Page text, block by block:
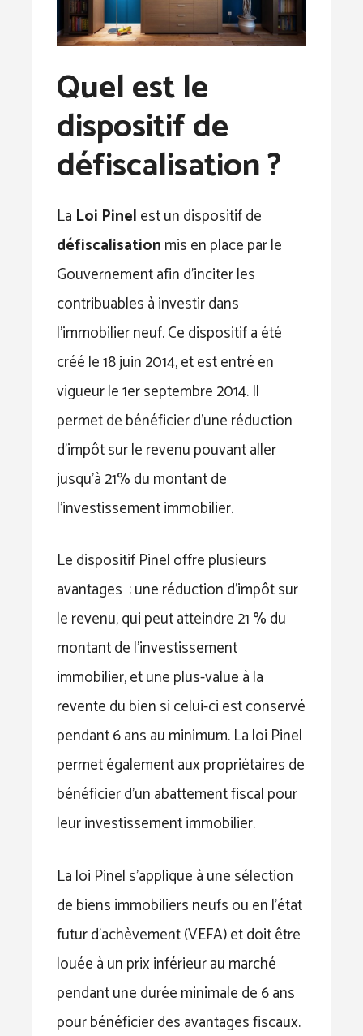
Quel est le
dispositif de
défiscalisation ?
La Loi Pinelest un dispositif de
défiscalisationmis en place par le
Gouvernement afin d’inciter les
contribuables à investir dans
l’immobilier neuf. Ce dispositif a été
créé le 18 juin 2014, et est entré en
vigueur le 1er septembre 2014. Il
permet de bénéficier d’une réduction
d’impôt sur le revenu pouvant aller
jusqu’à 21% du montant de
l’investissement immobilier.
Le dispositif Pinel offre plusieurs
avantages : une réduction d’impôt sur
le revenu, qui peut atteindre 21 % du
montant de l’investissement
immobilier, et une plus-value à la
revente du bien si celui-ci est conservé
pendant 6 ans au minimum. La loi Pinel
permet également aux propriétaires de
bénéficier d’un abattement fiscal pour
leur investissement immobilier.
La loi Pinel s’applique à une sélection
de biens immobiliers neufs ou en l’état
futur d’achèvement (VEFA) et doit être
louée à un prix inférieur au marché
pendant une durée minimale de 6 ans
pour bénéficier des avantages fiscaux.